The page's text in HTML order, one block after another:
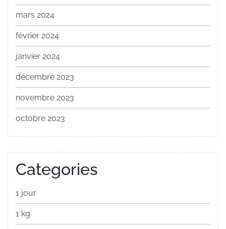
mars 2024
février 2024
janvier 2024
décembre 2023
novembre 2023
octobre 2023
Categories
1 jour
1 kg